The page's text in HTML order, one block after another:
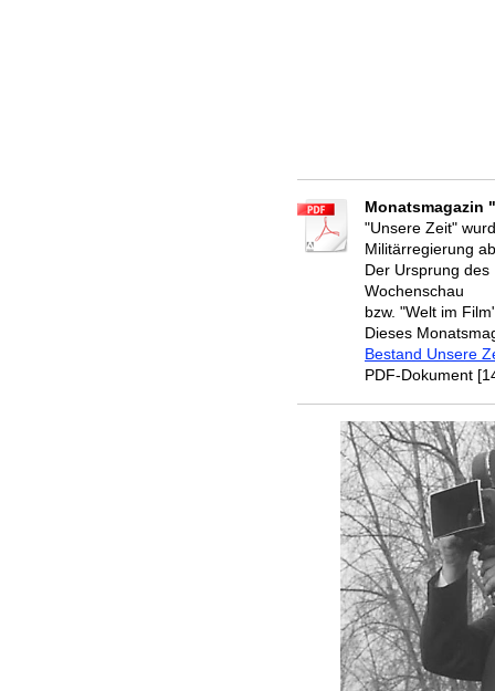
Monatsmagazin
"Unsere Zeit"
Militärregierung
Der Ursprung
Wochenschau
bzw. "Welt im
Dieses
Bestand Unsere
PDF-Dokument